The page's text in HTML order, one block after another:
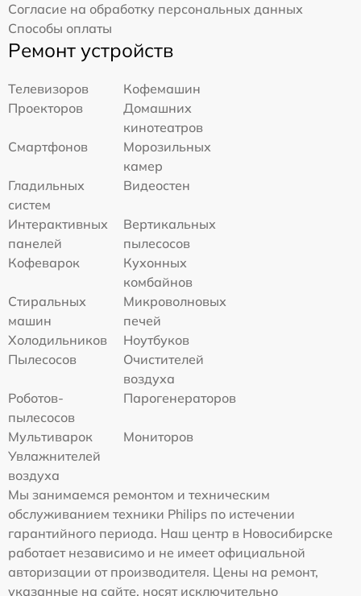
Согласие на обработку персональных данных
Способы оплаты
Ремонт устройств
Телевизоров
Кофемашин
Проекторов
Домашних
кинотеатров
Смартфонов
Морозильных
камер
Гладильных
систем
Видеостен
Интерактивных
панелей
Вертикальных
пылесосов
Кофеварок
Кухонных
комбайнов
Стиральных
машин
Микроволновых
печей
Холодильников
Ноутбуков
Пылесосов
Очистителей
воздуха
Роботов-
пылесосов
Парогенераторов
Мультиварок
Мониторов
Увлажнителей
воздуха
Мы занимаемся ремонтом и техническим
обслуживанием техники Philips по истечении
гарантийного периода. Наш центр в Новосибирске
работает независимо и не имеет официальной
авторизации от производителя. Цены на ремонт,
указанные на сайте, носят исключительно